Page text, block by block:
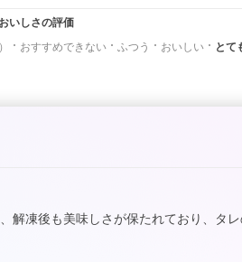
いしさの評価
おすすめできない ふつう おいしい とて
凍後も美味しさが保たれており、タ